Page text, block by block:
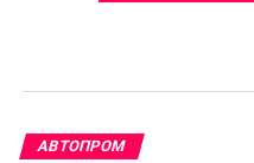
АВТОПРОМ